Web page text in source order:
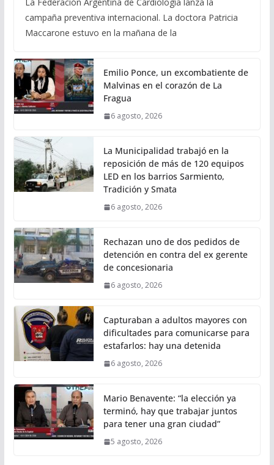
campaña preventiva internacional. La doctora Patricia
Maccarone estuvo en la mañana de la
Emilio Ponce, un excombatiente de
Malvinas en el corazón de La
Fragua
6 agosto, 2026
La Municipalidad trabajó en la
reposición de más de 120 equipos
LED en los barrios Sarmiento,
Tradición y Smata
6 agosto, 2026
Rechazan uno de dos pedidos de
detención en contra del ex gerente
de concesionaria
6 agosto, 2026
Capturaban a adultos mayores con
dificultades para comunicarse para
estafarlos: hay una detenida
6 agosto, 2026
Mario Benavente: “la elección ya
terminó, hay que trabajar juntos
para tener una gran ciudad”
5 agosto, 2026